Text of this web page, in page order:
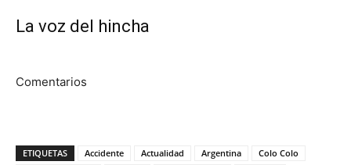
La voz del hincha
Comentarios
ETIQUETAS Accidente Actualidad Argentina
Colo Colo